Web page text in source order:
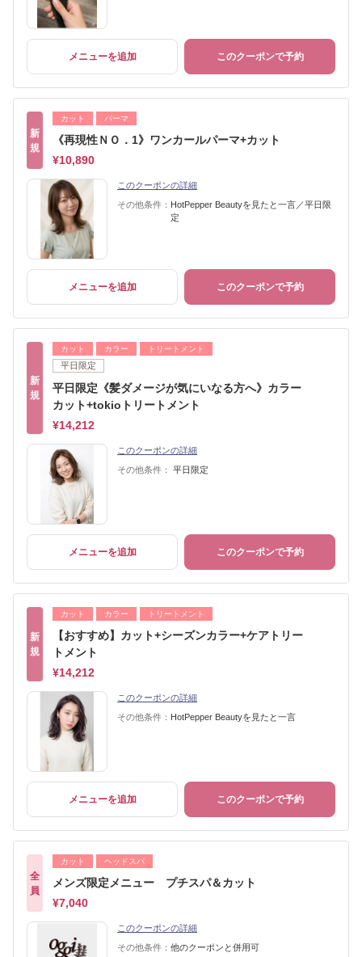
メニューを追加 このクーポンで予約
新
規
カット パーマ
《再現性ＮＯ．1》ワンカールパーマ+カット
¥10,890
このクーポンの詳細
その他条件： HotPepper Beautyを見たと一言／平日限
定
メニューを追加 このクーポンで予約
新
規
カット カラー トリートメント
平日限定
平日限定《髪ダメージが気にいなる方へ》カラー
カット+tokioトリートメント
¥14,212
このクーポンの詳細
その他条件：
平日限定
メニューを追加 このクーポンで予約
新
規
カット カラー トリートメント
【おすすめ】カット+シーズンカラー+ケアトリー
トメント
¥14,212
このクーポンの詳細
その他条件： HotPepper Beautyを見たと一言
メニューを追加 このクーポンで予約
全
員
カット ヘッドスパ
メンズ限定メニュー プチスパ＆カット
¥7,040
このクーポンの詳細
その他条件： 他のクーポンと併用可